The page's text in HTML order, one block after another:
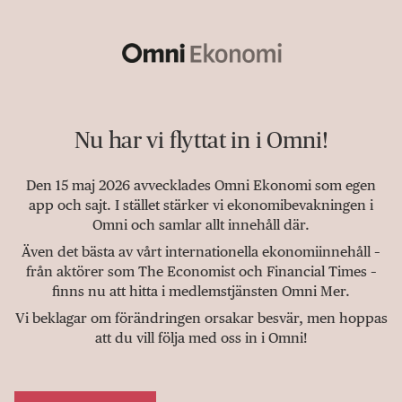
Nu har vi flyttat in i Omni!
Den 15 maj 2026 avvecklades Omni Ekonomi som egen
app och sajt. I stället stärker vi ekonomibevakningen i
Omni och samlar allt innehåll där.
Även det bästa av vårt internationella ekonomiinnehåll –
från aktörer som The Economist och Financial Times –
finns nu att hitta i medlemstjänsten Omni Mer.
Vi beklagar om förändringen orsakar besvär, men hoppas
att du vill följa med oss in i Omni!